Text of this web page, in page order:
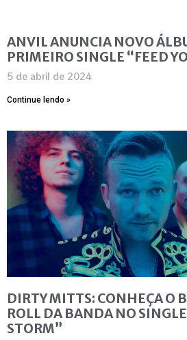
ANVIL ANUNCIA NOVO
PRIMEIRO SINGLE “FEED
5 de abril de 2024
Continue lendo »
DIRTY MITTS: CONHEÇA O
ROLL DA BANDA NO
STORM”